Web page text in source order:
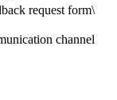
request form\
channel